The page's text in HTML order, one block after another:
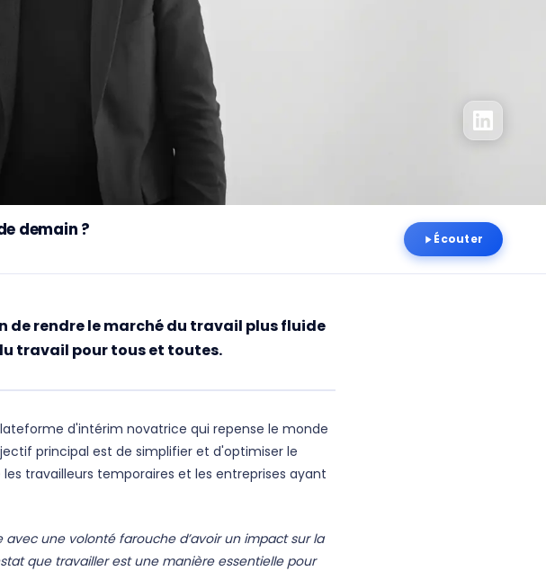
demain ? Écouter
de rendre le marché du travail plus fluide
travail pour tous et toutes.
d'intérim novatrice qui repense le monde
principal est de simplifier et d'optimiser le
travailleurs temporaires et les entreprises ayant
avec une volonté farouche d’avoir un impact sur la
que travailler est une manière essentielle pour